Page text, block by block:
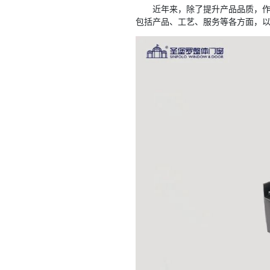
近年来，除了提升产品品质，
包括产品、工艺、服务等各方面，